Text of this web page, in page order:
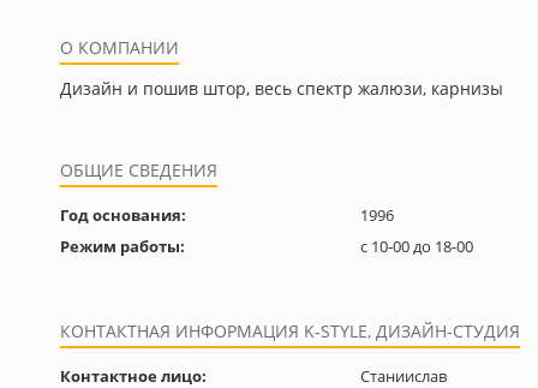
О КОМПАНИИ
Дизайн и пошив штор, весь спектр жалюзи, карнизы
ОБЩИЕ СВЕДЕНИЯ
Год основания:
1996
Режим работы:
с 10-00 до 18-00
КОНТАКТНАЯ ИНФОРМАЦИЯ K-STYLE, ДИЗАЙН-СТУДИЯ
Контактное лицо:
Станиислав